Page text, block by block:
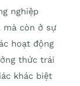
nghiệp
mà còn ở sự
hoạt động
thức trái
khác biệt